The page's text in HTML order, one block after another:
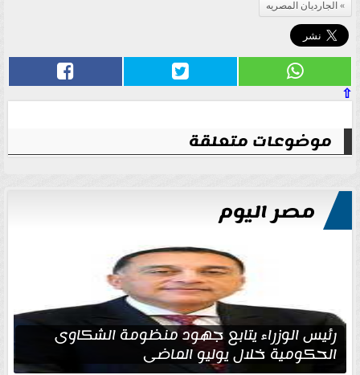
الجارديان المصريه
⇧
موضوعات متعلقة
مصر اليوم
رئيس الوزراء يتابع جهود منظومة الشكاوى
الحكومية خلال يوليو الماضي